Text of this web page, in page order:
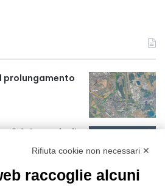
prolungamento
la storia, il
Rifiuta cookie non necessari ✕
raccoglie alcuni